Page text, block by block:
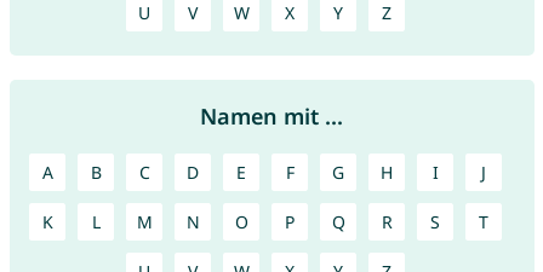
U V W X Y Z
Namen mit ...
A B C D E F G H I J
K L M N O P Q R S T